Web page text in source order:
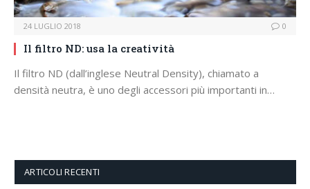
24 LUGLIO 2018 0
Il filtro ND: usa la creatività
Il filtro ND (dall’inglese Neutral Density), chiamato a
densità neutra, è uno degli accessori più importanti in…
ARTICOLI RECENTI